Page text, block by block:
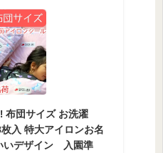
布団サイズ お洗濯
入 特大アイロンお名
いデザイン 入園準